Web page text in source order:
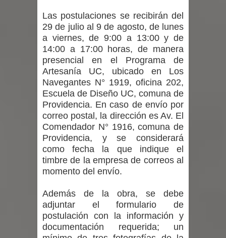
Las postulaciones se recibirán del
29 de julio al 9 de agosto, de lunes
a viernes, de 9:00 a 13:00 y de
14:00 a 17:00 horas, de manera
presencial en el Programa de
Artesanía UC, ubicado en Los
Navegantes N° 1919, oficina 202,
Escuela de Diseño UC, comuna de
Providencia. En caso de envío por
correo postal, la dirección es Av. El
Comendador N° 1916, comuna de
Providencia, y se considerará
como fecha la que indique el
timbre de la empresa de correos al
momento del envío.
Además de la obra, se debe
adjuntar el formulario de
postulación con la información y
documentación requerida; un